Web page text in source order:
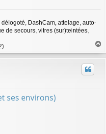
DashCam, attelage, auto-
de secours, vitres (sur)teintées,
a
u
ses environs)